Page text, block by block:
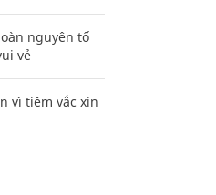
nguyên tố
vẻ
vì tiêm vắc xin